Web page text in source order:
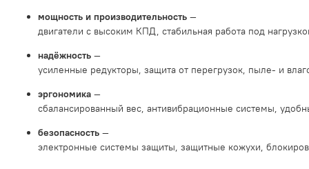
мощность и производительность —
двигатели с высоким КПД, стабильная работа под
надёжность —
усиленные редукторы, защита от перегрузок, пыле‑ и
эргономика —
сбалансированный вес, антивибрационные системы,
безопасность —
электронные системы защиты, защитные кожухи,